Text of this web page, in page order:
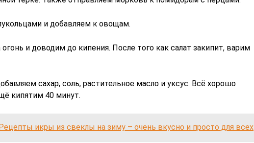
и добавляем к овощам.
и доводим до кипения. После того как салат закипит, варим
сахар, соль, растительное масло и уксус. Всё хорошо
кипятим 40 минут.
икры из свеклы на зиму – очень вкусно и просто для всех